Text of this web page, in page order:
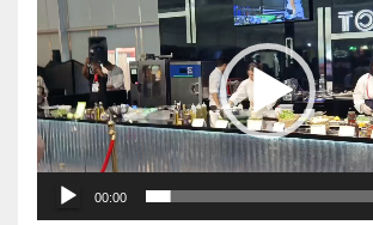
播
放
器
00:00